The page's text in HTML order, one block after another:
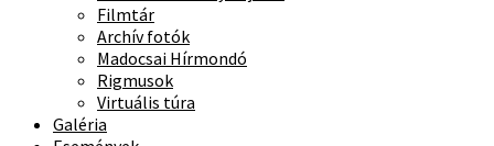
Filmtár
Archív fotók
Madocsai Hírmondó
Rigmusok
Virtuális túra
Galéria